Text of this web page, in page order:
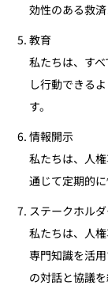
効性のある救
教育
私たちは、す
し行動できる
す。
情報開示
私たちは、人
通じて定期的に
ステークホル
私たちは、人
専門知識を活
の対話と協議を